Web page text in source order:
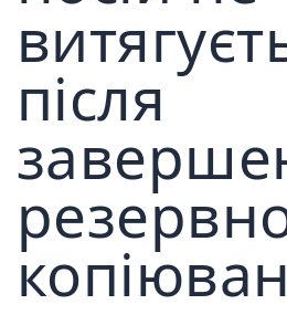
після